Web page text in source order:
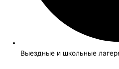
Выездные и школьные